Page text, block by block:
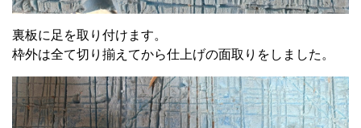
裏板に足を取り付けます。
枠外は全て切り揃えてから仕上げの面取りをしました。